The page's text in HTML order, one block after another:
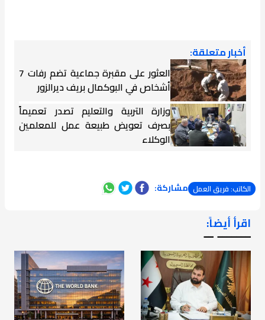
أخبار متعلقة:
العثور على مقبرة جماعية تضم رفات 7
أشخاص في البوكمال بريف ديرالزور
وزارة التربية والتعليم تصدر تعميماً
بصرف تعويض طبيعة عمل للمعلمين
الوكلاء
الكاتب: فريق العمل مشاركة:
اقرأ أيضاً:
ـــــــ ــ